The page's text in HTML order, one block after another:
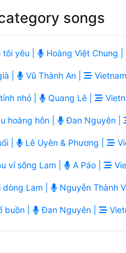
songs
yêu | Hoàng Việt Chung |
| Vũ Thành An |
nhỏ | Quang Lê |
hoàng hôn | Đan Nguyên |
| Lê Uyên & Phương |
ví sông Lam | A Páo |
dòng Lam | Nguyễn Thành
buồn | Đan Nguyên |